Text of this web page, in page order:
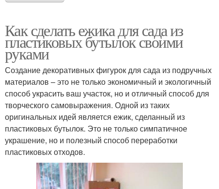
Как сделать ежика для сада из
пластиковых бутылок своими
руками
Создание декоративных фигурок для сада из подручных
материалов – это не только экономичный и экологичный
способ украсить ваш участок, но и отличный способ для
творческого самовыражения. Одной из таких
оригинальных идей является ежик, сделанный из
пластиковых бутылок. Это не только симпатичное
украшение, но и полезный способ переработки
пластиковых отходов.